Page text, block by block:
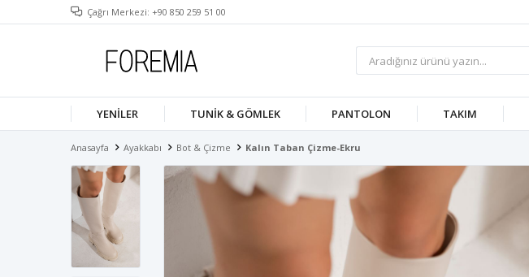
Çağrı Merkezi: +90 850 259 51 00
YENILER TUNIK & GÖMLEK PANTOLON TAKIM
Anasayfa Ayakkabı Bot & Çizme Kalın Taban Çizme-Ekru